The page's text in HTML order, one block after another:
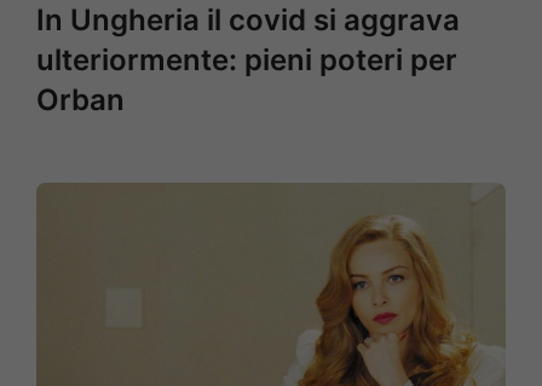
In Ungheria il covid si aggrava
ulteriormente: pieni poteri per
Orban